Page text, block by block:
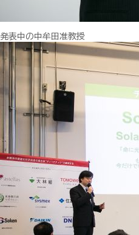
発表中の中牟田准教授